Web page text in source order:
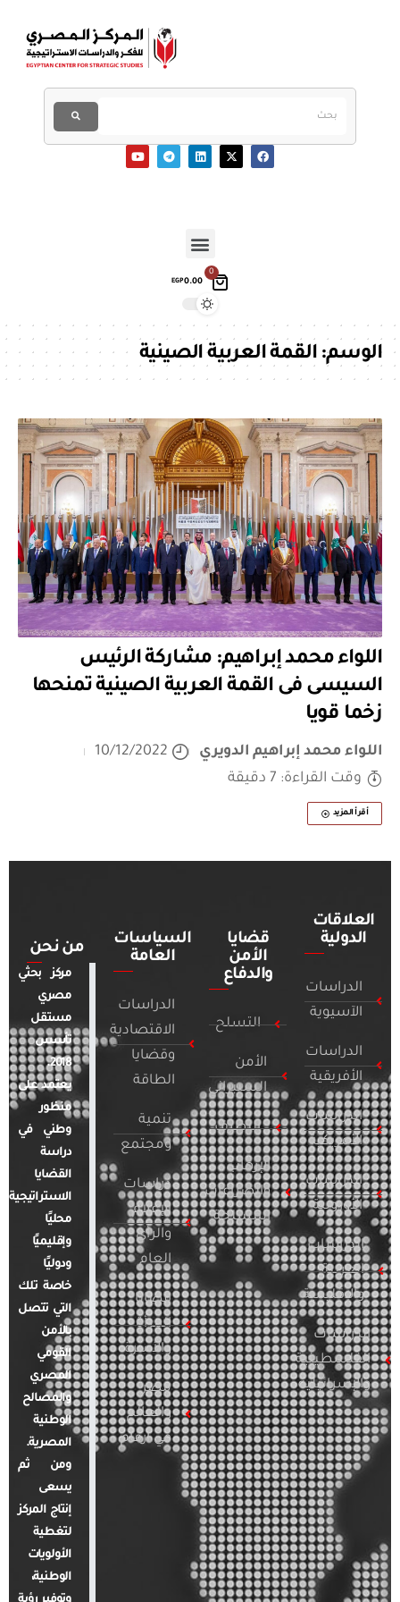
0
EGP0.00
الوسم:القمة العربية الصينية
اللواء محمد إبراهيم: مشاركة الرئيس
السيسى فى القمة العربية الصينية تمنحها
زخما قويا
اللواء محمد إبراهيم الدويري
10/12/2022
وقت القراءة: 7 دقيقة
أقرأ المزيد
العلاقات
الدولية
الدراسات
الآسيوية
الدراسات
الأفريقية
الدراسات
الأمريكية
الدراسات
الأوروبية
الدراسات
العربية
والإقليمية
الدراسات
الفلسطينية
والإسرائيلية
قضايا
الأمن
والدفاع
التسلح
الأمن
السيبراني
التطرف
الإرهاب
والصراعات
المسلحة
السياسات
العامة
الدراسات
الاقتصادية
وقضايا
الطاقة
تنمية
ومجتمع
دراسات
الإعلام
والرأي
العام
قضايا
المرأة
والأسرة
مصر
والعالم
في أرقام
من نحن
مركز بحثي
مصري
مستقل
تأسس
2018.
يعتمد على
منظور
وطني في
دراسة
القضايا
الاستراتيجية
محليًا
وإقليميًا
ودوليًا
خاصة تلك
التي تتصل
بالأمن
القومي
المصري
والمصالح
الوطنية
المصرية.
ومن ثم
يسعى
إنتاج المركز
لتغطية
الأولويات
الوطنية،